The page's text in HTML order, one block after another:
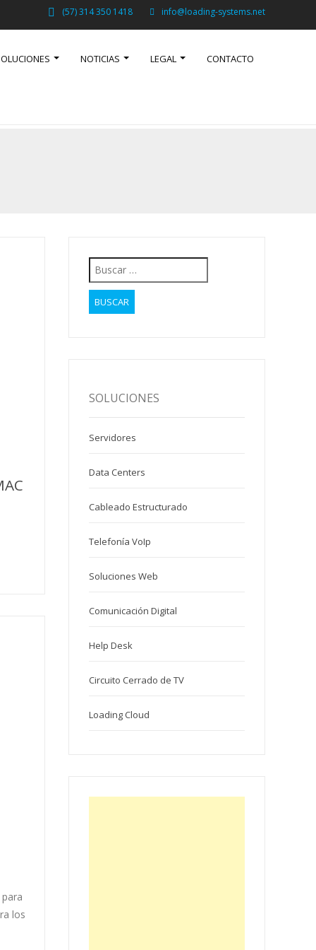
(57) 314 350 1418 info@loading-systems.net
NOTICIAS LEGAL CONTACTO
los
Buscar:
SOLUCIONES
Servidores
Data Centers
Cableado Estructurado
Telefonía VoIp
Soluciones Web
Comunicación Digital
Help Desk
Circuito Cerrado de TV
Loading Cloud